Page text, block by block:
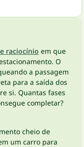
raciocínio em que
O
a passagem
para a saída dos
si. Quantas fases
completar?
cheio de
um carro para